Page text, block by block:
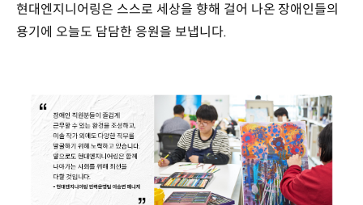
현대엔지니어링은 스스로 세상을 향해 걸어 나온 장애인들의
용기에 오늘도 담담한 응원을 보냅니다.